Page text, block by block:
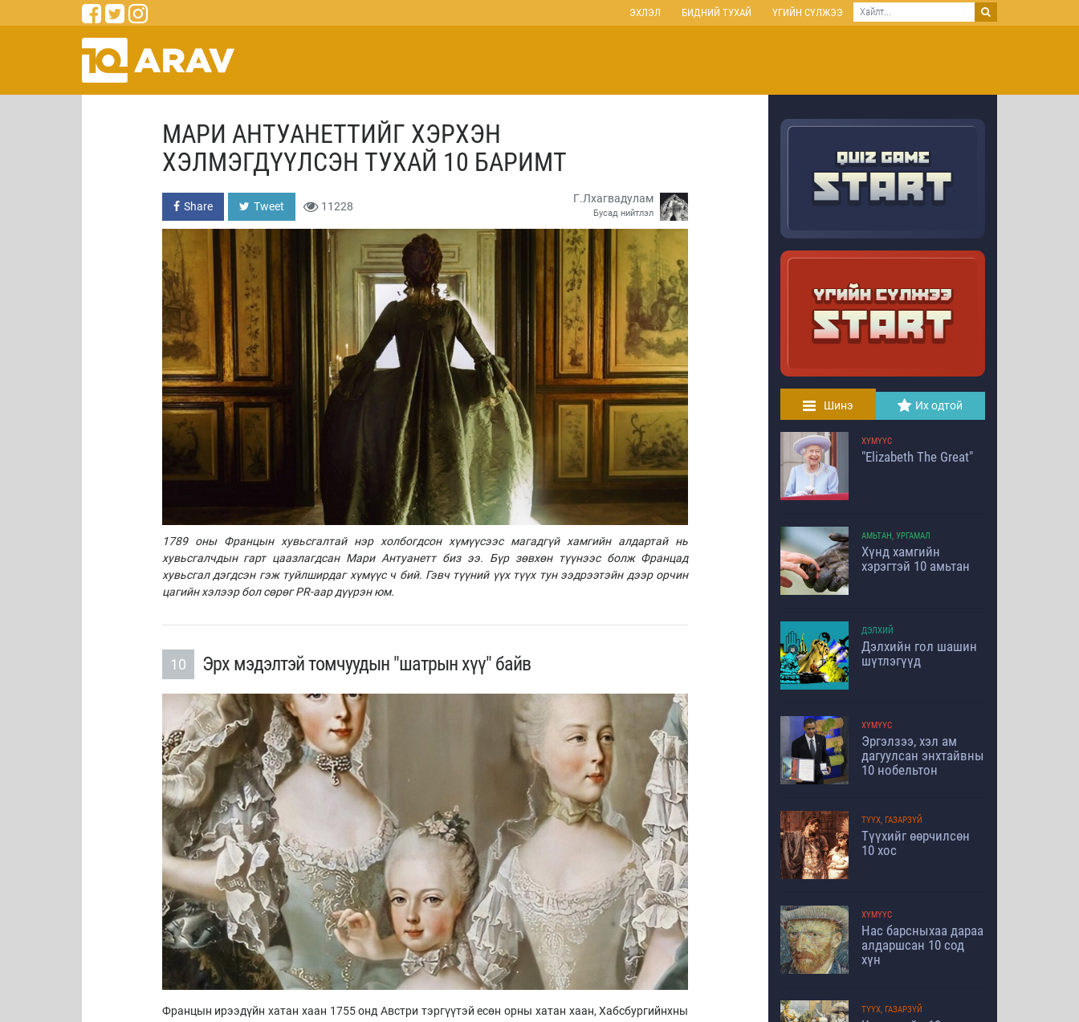
ЭХЛЭЛ БИДНИЙ ТУХАЙ ҮГИЙН СҮЛЖЭЭ
МАРИ АНТУАНЕТТИЙГ ХЭРХЭН
ХЭЛМЭГДҮҮЛСЭН ТУХАЙ 10 БАРИМТ
Share Tweet 11228
Г.Лхагвадулам
Бусад нийтлэл
1789 оны Францын хувьсгалтай нэр холбогдсон хүмүүсээс магадгүй хамгийн алдартай нь
хувьсгалчдын гарт цаазлагдсан Мари Антуанетт биз ээ. Бүр зөвхөн түүнээс болж Францад
хувьсгал дэгдсэн гэж туйлширдаг хүмүүс ч бий. Гэвч түүний үүх түүх тун ээдрээтэйн дээр орчин
цагийн хэлээр бол сөрөг PR-аар дүүрэн юм.
10 Эрх мэдэлтэй томчуудын "шатрын хүү" байв
Францын ирээдүйн хатан хаан 1755 онд Австри тэргүүтэй есөн орны хатан хаан, Хабсбургийнхны
Шинэ Их одтой
ХҮМҮҮС
"Elizabeth The Great"
АМЬТАН, УРГАМАЛ
Хүнд хамгийн
хэрэгтэй 10 амьтан
ДЭЛХИЙ
Дэлхийн гол шашин
шүтлэгүүд
ХҮМҮҮС
Эргэлзээ, хэл ам
дагуулсан энхтайвны
10 нобельтон
ТҮҮХ, ГАЗАРЗҮЙ
Түүхийг өөрчилсөн
10 хос
ХҮМҮҮС
Нас барсныхаа дараа
алдаршсан 10 сод
хүн
ТҮҮХ, ГАЗАРЗҮЙ